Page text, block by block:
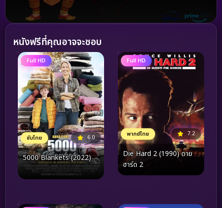
หนังฟรีที่คุณอาจจะชอบ
Full HD
ซับไทย 6.0
5000 Blankets (2022)
Full HD
พากย์ไทย 7.2
Die Hard 2 (1990) ดาย
ฮาร์ด 2